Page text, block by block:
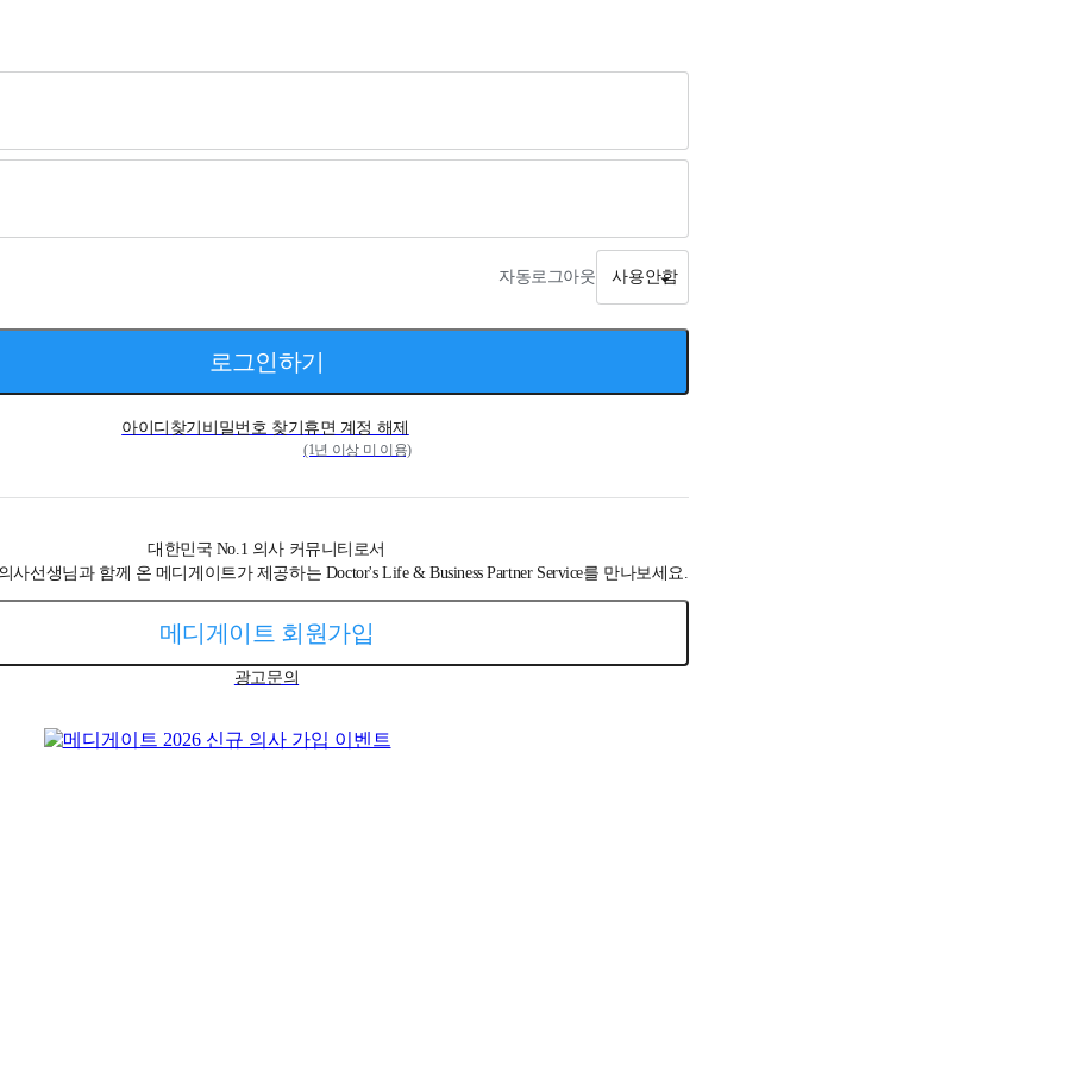
자동로그아웃 사용안함
로그인하기
아이디찾기 비밀번호 찾기 휴면 계정 해제
(1년 이상 미 이용)
대한민국 No.1 의사 커뮤니티로서
사선생님과 함께 온 메디게이트가 제공하는 Doctor's Life & Business Partner Service를 만나보세요.
메디게이트 회원가입
광고문의